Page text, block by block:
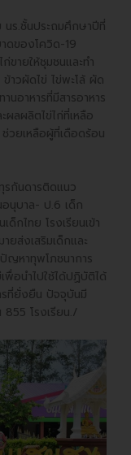
ร.ชั้นประถมศึกษาปีที่
ดของโควิด-19
ขายให้ชุมชนและทำ
ข้าวผัดไข่ ไข่พะโล้ ผัด
อาหารที่มีสารอาหาร
ลผลิตไข่ไก่ที่เหลือ
วยเหลือผู้ที่เดือดร้อน
รกันดารติดแนว
อนุบาล- ป.6 เด็ก
กไทย โรงเรียนเข้า
ยส่งเสริมเด็กและ
ปัญหาทุพโภชนาการ
พื่อนำไปใช้ได้ปฏิบัติได้
รที่ยั่งยืน ปัจจุบันมี
855 โรงเรียน./